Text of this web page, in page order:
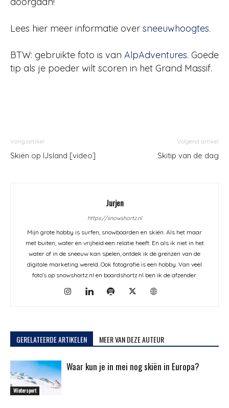
Lees hier meer informatie over sneeuwhoogtes.
BTW: gebruikte foto is van AlpAdventures. Goede
tip als je poeder wilt scoren in het Grand Massif.
Vorig artikel
Skiën op IJsland [video]
Volgend artikel
Skitip van de dag
Jurjen
https://snowshortz.nl
Mijn grote hobby is surfen, snowboarden en skiën. Als het maar
met buiten, water en vrijheid een relatie heeft. En als ik niet in het
water of in de sneeuw kan spelen, ontdek ik de grenzen van de
digitale marketing wereld. Ook fotografie is een hobby. Van veel
foto's op snowshortz.nl en boardshortz.nl ben ik de afzender.
GERELATEERDE ARTIKELEN MEER VAN DEZE AUTEUR
Wintersport
Waar kun je in mei nog skiën in Europa?